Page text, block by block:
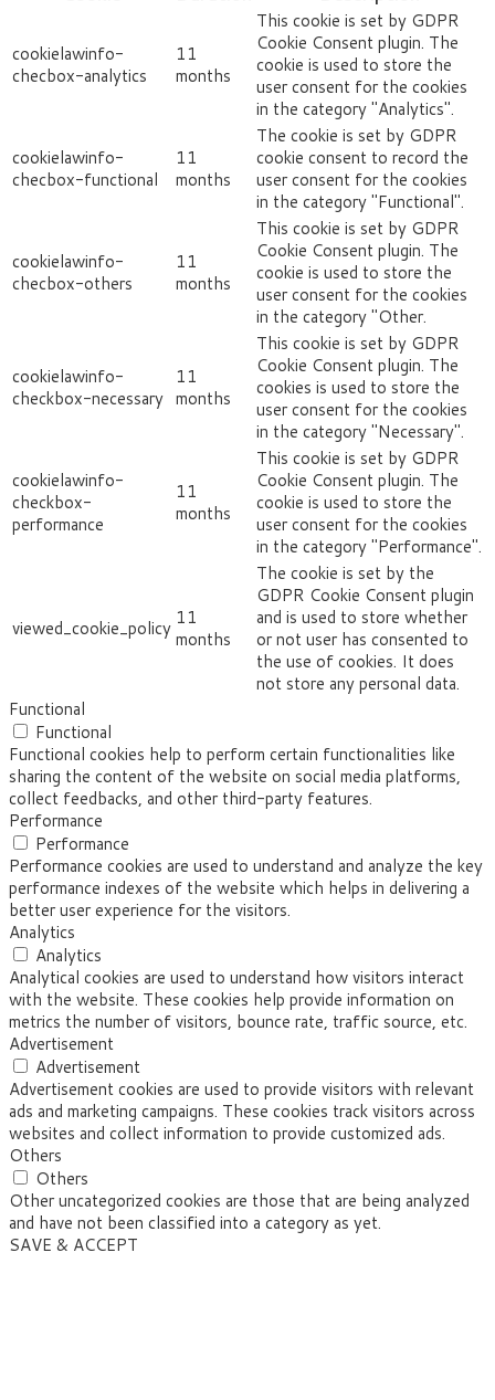
cookielawinfo-
checbox-analytics
11
months
This cookie is set by GDPR
Cookie Consent plugin. The
cookie is used to store the
user consent for the cookies
in the category "Analytics".
cookielawinfo-
checbox-functional
11
months
The cookie is set by GDPR
cookie consent to record the
user consent for the cookies
in the category "Functional".
cookielawinfo-
checbox-others
11
months
This cookie is set by GDPR
Cookie Consent plugin. The
cookie is used to store the
user consent for the cookies
in the category "Other.
cookielawinfo-
checkbox-necessary
11
months
This cookie is set by GDPR
Cookie Consent plugin. The
cookies is used to store the
user consent for the cookies
in the category "Necessary".
cookielawinfo-
checkbox-
performance
11
months
This cookie is set by GDPR
Cookie Consent plugin. The
cookie is used to store the
user consent for the cookies
in the category "Performance".
viewed_cookie_policy 11
months
The cookie is set by the
GDPR Cookie Consent plugin
and is used to store whether
or not user has consented to
the use of cookies. It does
not store any personal data.
Functional
Functional
Functional cookies help to perform certain functionalities like
sharing the content of the website on social media platforms,
collect feedbacks, and other third-party features.
Performance
Performance
Performance cookies are used to understand and analyze the key
performance indexes of the website which helps in delivering a
better user experience for the visitors.
Analytics
Analytics
Analytical cookies are used to understand how visitors interact
with the website. These cookies help provide information on
metrics the number of visitors, bounce rate, traffic source, etc.
Advertisement
Advertisement
Advertisement cookies are used to provide visitors with relevant
ads and marketing campaigns. These cookies track visitors across
websites and collect information to provide customized ads.
Others
Others
Other uncategorized cookies are those that are being analyzed
and have not been classified into a category as yet.
SAVE & ACCEPT